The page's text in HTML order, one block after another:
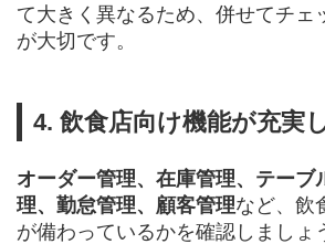
て大きく異なるため、併せてチェ
が大切です。
4. 飲食店向け機能が充実
オーダー管理、在庫管理、テーブ
理、勤怠管理、顧客管理など、飲
が備わっているかを確認しましょ